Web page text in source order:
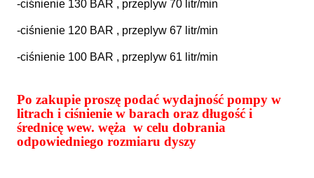
-ciśnienie 130 BAR , przeplyw 70 litr/min
-ciśnienie 120 BAR , przeplyw 67 litr/min
-ciśnienie 100 BAR , przeplyw 61 litr/min
Po zakupie proszę podać wydajność pompy w
litrach i ciśnienie w barach oraz długość i
średnicę wew. węża w celu dobrania
odpowiedniego rozmiaru dyszy